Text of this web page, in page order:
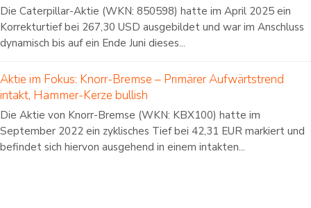
Die Caterpillar-Aktie (WKN: 850598) hatte im April 2025 ein
Korrekturtief bei 267,30 USD ausgebildet und war im Anschluss
dynamisch bis auf ein Ende Juni dieses...
Aktie im Fokus: Knorr-Bremse – Primärer Aufwärtstrend
intakt, Hammer-Kerze bullish
Die Aktie von Knorr-Bremse (WKN: KBX100) hatte im
September 2022 ein zyklisches Tief bei 42,31 EUR markiert und
befindet sich hiervon ausgehend in einem intakten...